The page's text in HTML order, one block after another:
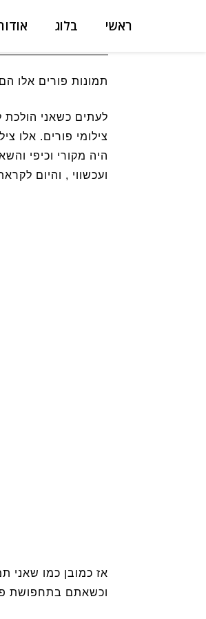
ראשי בלוג
תמונות פורים אלו
לעתים כשאני הולכת
צילומי פורים. אלו
היה מקורי וכיפי
ועכשווי , והיום
אז כמובן כמו שאני
וכשאתם בתחפושת